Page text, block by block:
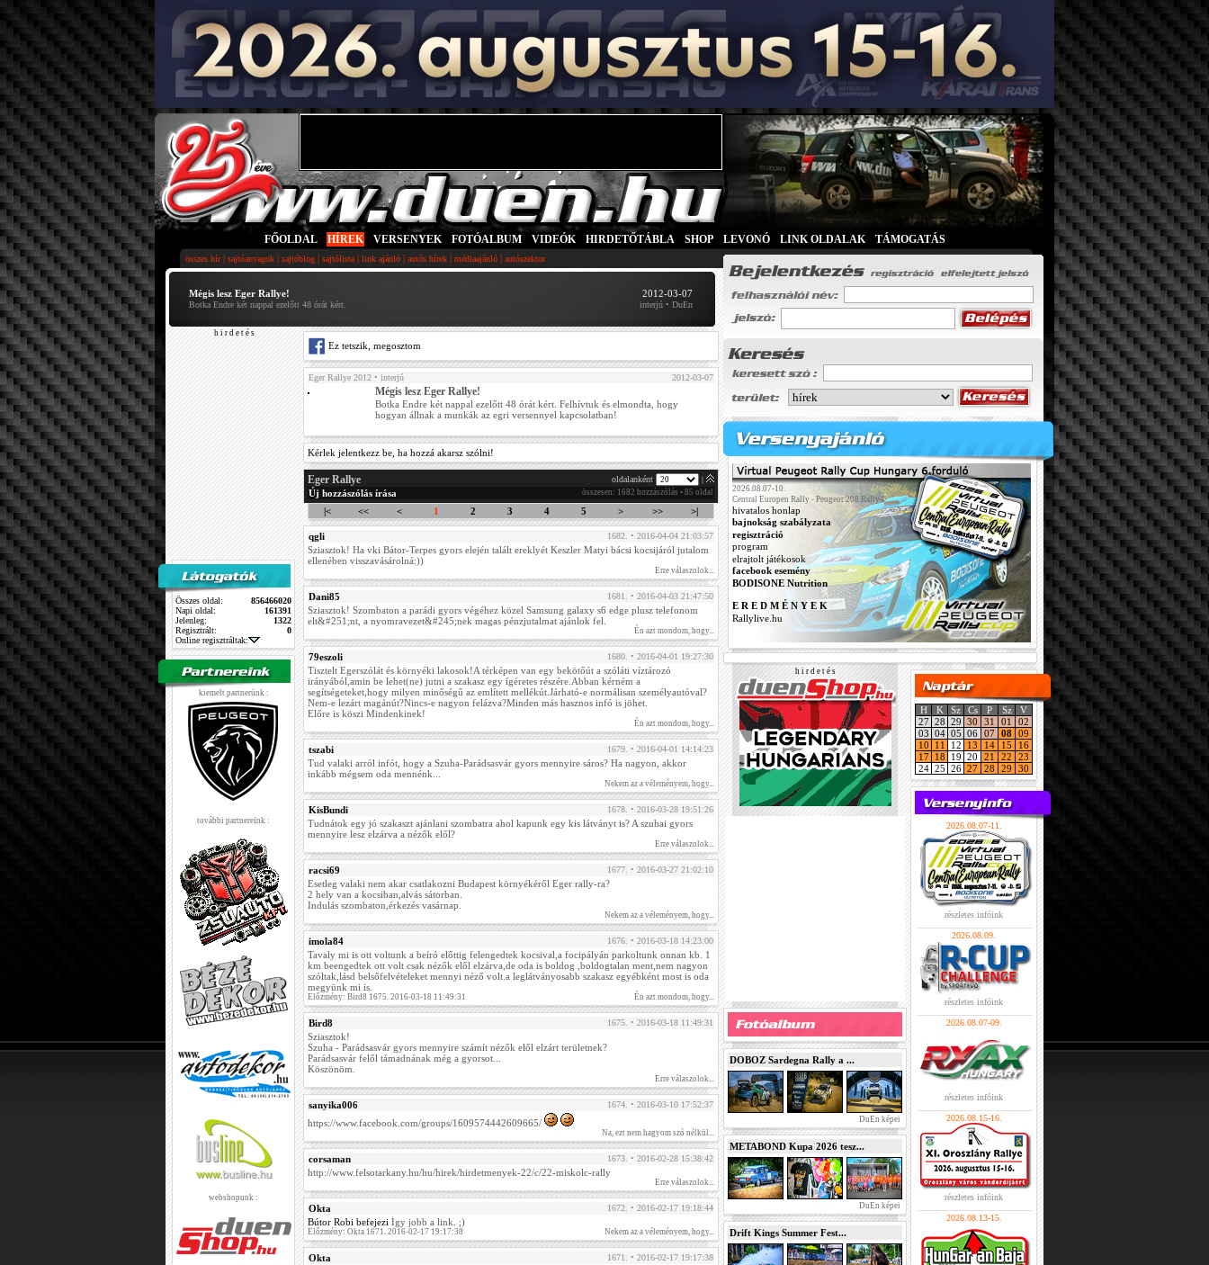
FŐOLDAL HÍREK VERSENYEK FOTÓALBUM VIDEÓK HIRDETŐTÁBLA SHOP LEVONÓ LINK OLDALAK TÁMOGATÁS
összes hír| sajtóanyagok | sajtóblog | sajtólista | link ajánló | autós hírek | médiaajánló | autószektor
Mégis lesz Eger Rallye!
Botka Endre két nappal ezelőtt 48 órát kért.
2012-03-07
interjú • DuEn
h i r d e t é s
Összes oldal:
856466020
Napi oldal:
161391
Jelenleg:
1322
Regisztrált:
0
Online regisztráltak:
kiemelt partnerünk :
további partnereink :
webshopunk :
Ez tetszik, megosztom
Eger Rallye 2012 • interjú 2012-03-07
Mégis lesz Eger Rallye!
Botka Endre két nappal ezelőtt 48 órát kért. Felhívtuk és elmondta, hogy
hogyan állnak a munkák az egri versennyel kapcsolatban!
Kérlek jelentkezz be, ha hozzá akarsz szólni!
Eger Rallye oldalanként
Új hozzászólás írása összesen: 1682 hozzászólás • 85 oldal
|< << < 1 2 3 4 5 > >> >|
qgli 1682. • 2016-04-04 21:03:57
Sziasztok! Ha vki Bátor-Terpes gyors elején talált ereklyét Keszler Matyi bácsi kocsijáról jutalom
ellenében visszavásárolná:))
Erre válaszolok...
Dani85 1681. • 2016-04-03 21:47:50
Sziasztok! Szombaton a parádi gyors végéhez közel Samsung galaxy s6 edge plusz telefonom
elt&#251;nt, a nyomravezet&#245;nek magas pénzjutalmat ajánlok fel.
Én azt mondom, hogy...
79eszoli 1680. • 2016-04-01 19:27:30
Tisztelt Egerszólát és környéki lakosok!A térképen van egy bekötőút a szóláti víztározó
irányából,amin be lehet(ne) jutni a szakasz egy ígéretes részére.Abban kérném a
segítségeteket,hogy milyen minőségű az említett mellékút.Járható-e normálisan személyautóval?
Nem-e lezárt magánút?Nincs-e nagyon felázva?Minden más hasznos infó is jöhet.
Előre is köszi Mindenkinek!
Én azt mondom, hogy...
tszabi 1679. • 2016-04-01 14:14:23
Tud valaki arról infót, hogy a Szuha-Parádsasvár gyors mennyire sáros? Ha nagyon, akkor
inkább mégsem oda mennénk...
Nekem az a véleményem, hogy...
KisBundi 1678. • 2016-03-28 19:51:26
Tudnátok egy jó szakaszt ajánlani szombatra ahol kapunk egy kis látványt is? A szuhai gyors
mennyire lesz elzárva a nézők elől?
Erre válaszolok...
racsi69 1677. • 2016-03-27 21:02:10
Esetleg valaki nem akar csatlakozni Budapest környékéről Eger rally-ra?
2 hely van a kocsiban,alvás sátorban.
Indulás szombaton,érkezés vasárnap.
Nekem az a véleményem, hogy...
imola84 1676. • 2016-03-18 14:23:00
Tavaly mi is ott voltunk a beíró előttig felengedtek kocsival,a focipályán parkoltunk onnan kb. 1
km beengedtek ott volt csak nézők elől elzárva,de oda is boldog ,boldogtalan ment,nem nagyon
szóltak,lásd belsőfelvételeket mennyi néző volt.a leglátványosabb szakasz egyébként most is oda
megyünk mi is.
Előzmény: Bird8 1675. 2016-03-18 11:49:31 Én azt mondom, hogy...
Bird8 1675. • 2016-03-18 11:49:31
Sziasztok!
Szuha - Parádsasvár gyors mennyire számít nézők elől elzárt területnek?
Parádsasvár felől támadnának még a gyorsot...
Köszönöm.
Erre válaszolok...
sanyika006 1674. • 2016-03-10 17:52:37
https://www.facebook.com/groups/1609574442609665/
Na, ezt nem hagyom szó nélkül...
corsaman 1673. • 2016-02-28 15:38:42
http://www.felsotarkany.hu/hu/hirek/hirdetmenyek-22/c/22-miskolc-rally
Erre válaszolok...
Okta 1672. • 2016-02-17 19:18:44
Bútor Robi befejezi Így jobb a link. ;)
Előzmény: Okta 1671. 2016-02-17 19:17:38 Nekem az a véleményem, hogy...
Okta 1671. • 2016-02-17 19:17:38
2026.08.07-10.
Central Europen Rally - Peugeot 208 Rally4
hivatalos honlap
bajnokság szabályzata
regisztráció
program
elrajtolt játékosok
facebook esemény
BODISONE Nutrition
E R E D M É N Y E K
Rallylive.hu
h i r d e t é s
DOBOZ Sardegna Rally a ...
DuEn képei
METABOND Kupa 2026 tesz...
DuEn képei
Drift Kings Summer Fest...
H K Sz Cs P Sz
V
27 28 29 30 31 01
02
03 04 05 06 07 08 09
10
11 12 13 14 15
16
17
18 19 20 21 22
23
24 25 26 27 28 29 30
2026.08.07-11.
részletes infóink
2026.08.09.
részletes infóink
2026.08.07-09.
részletes infóink
2026.08.15-16.
részletes infóink
2026.08.13-15.